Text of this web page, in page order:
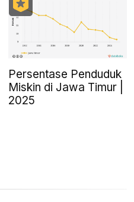
Persentase Penduduk
Miskin di Jawa Timur |
2025